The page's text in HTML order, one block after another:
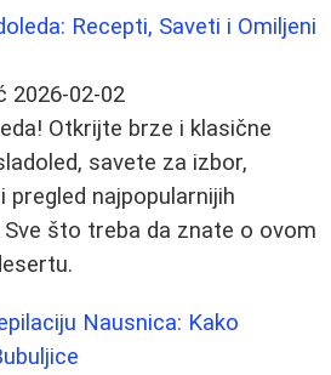
Recepti, Saveti i Omiljeni
2026-02-02
Otkrijte brze i klasične
savete za izbor,
pregled najpopularnijih
što treba da znate o ovom
Nausnica: Kako